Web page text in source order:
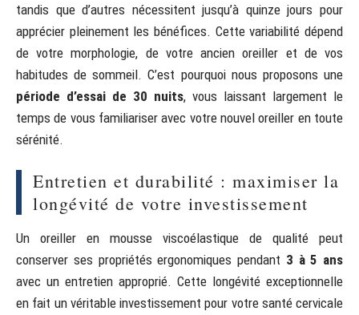
tandis que d’autres nécessitent jusqu’à quinze jours pour
apprécier pleinement les bénéfices. Cette variabilité dépend
de votre morphologie, de votre ancien oreiller et de vos
habitudes de sommeil. C’est pourquoi nous proposons une
période d’essai de 30 nuits, vous laissant largement le
temps de vous familiariser avec votre nouvel oreiller en toute
sérénité.
Entretien et durabilité : maximiser la
longévité de votre investissement
Un oreiller en mousse viscoélastique de qualité peut
conserver ses propriétés ergonomiques pendant 3 à 5 ans
avec un entretien approprié. Cette longévité exceptionnelle
en fait un véritable investissement pour votre santé cervicale